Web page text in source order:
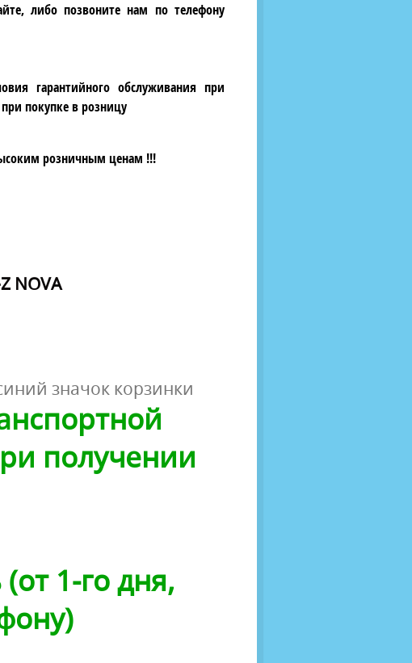
либо позвоните нам по телефону
гарантийного обслуживания при
покупке в розницу
розничным ценам !!!
NOVA
значок корзинки
получении
1-го дня,